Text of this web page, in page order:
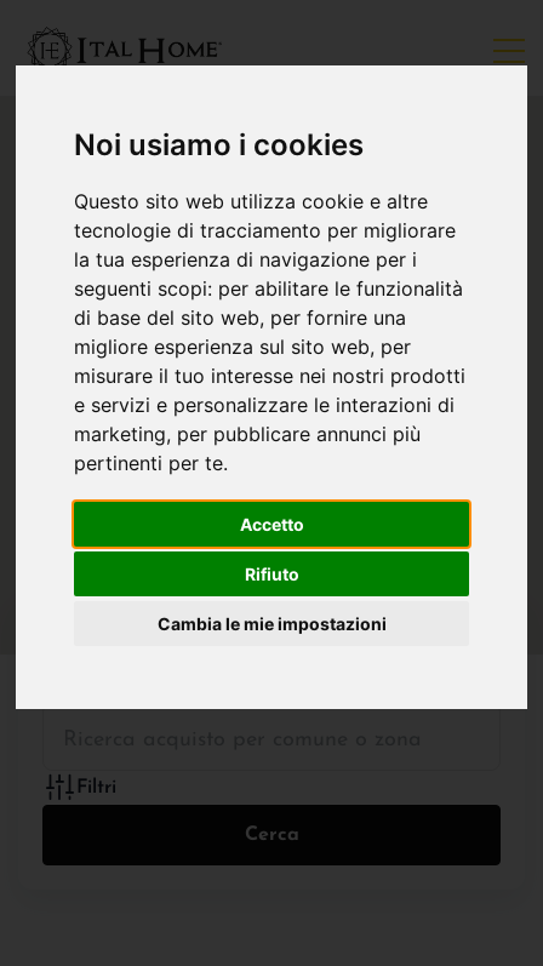
Noi usiamo i cookies
Questo sito web utilizza cookie e altre
tecnologie di tracciamento per migliorare
la tua esperienza di navigazione per i
seguenti scopi: per abilitare le funzionalità
di base del sito web, per fornire una
migliore esperienza sul sito web, per
misurare il tuo interesse nei nostri prodotti
e servizi e personalizzare le interazioni di
marketing, per pubblicare annunci più
pertinenti per te.
Accetto
Rifiuto
Cambia le mie impostazioni
Filtri
Cerca